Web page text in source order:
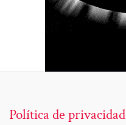
Política de privacidad